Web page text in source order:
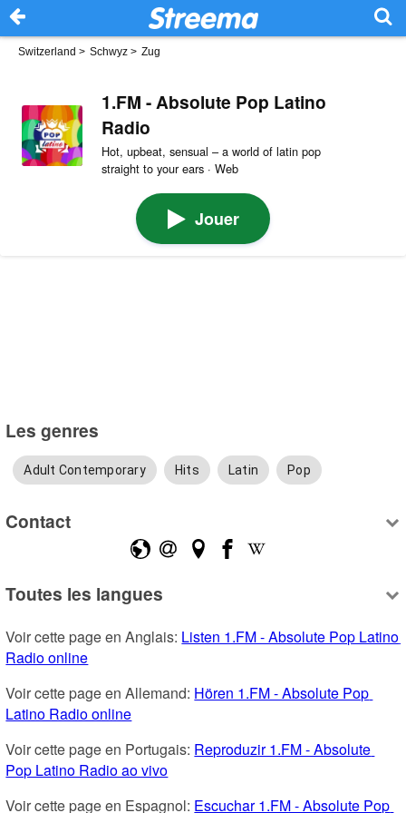
Switzerland > Schwyz > Zug
1.FM - Absolute Pop Latino
Radio
Hot, upbeat, sensual – a world of latin pop
straight to your ears · Web
Jouer
Les genres
Adult Contemporary Hits Latin Pop
Contact
Toutes les langues
Voir cette page en Anglais: Listen 1.FM - Absolute Pop Latino
Radio online
Voir cette page en Allemand: Hören 1.FM - Absolute Pop
Latino Radio online
Voir cette page en Portugais: Reproduzir 1.FM - Absolute
Pop Latino Radio ao vivo
Voir cette page en Espagnol: Escuchar 1.FM - Absolute Pop